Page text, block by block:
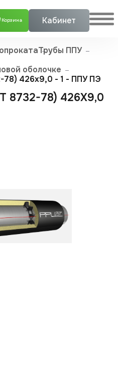
Корзина Кабинет
Трубы ППУ
оболочке
426x9,0 - 1 - ППУ ПЭ
8732-78) 426X9,0